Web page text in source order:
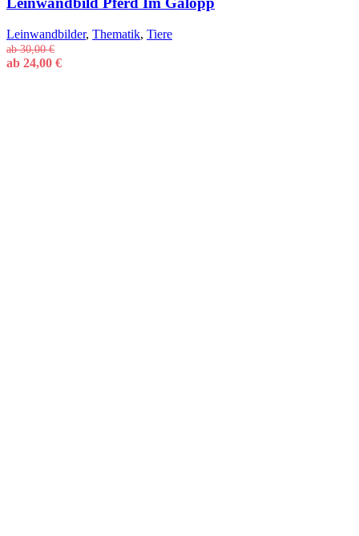
Leinwandbilder, Thematik, Tiere
ab30,00€
ab 24,00 €